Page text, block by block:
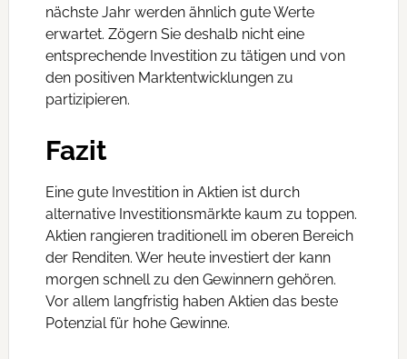
nächste Jahr werden ähnlich gute Werte
erwartet. Zögern Sie deshalb nicht eine
entsprechende Investition zu tätigen und von
den positiven Marktentwicklungen zu
partizipieren.
Fazit
Eine gute Investition in Aktien ist durch
alternative Investitionsmärkte kaum zu toppen.
Aktien rangieren traditionell im oberen Bereich
der Renditen. Wer heute investiert der kann
morgen schnell zu den Gewinnern gehören.
Vor allem langfristig haben Aktien das beste
Potenzial für hohe Gewinne.